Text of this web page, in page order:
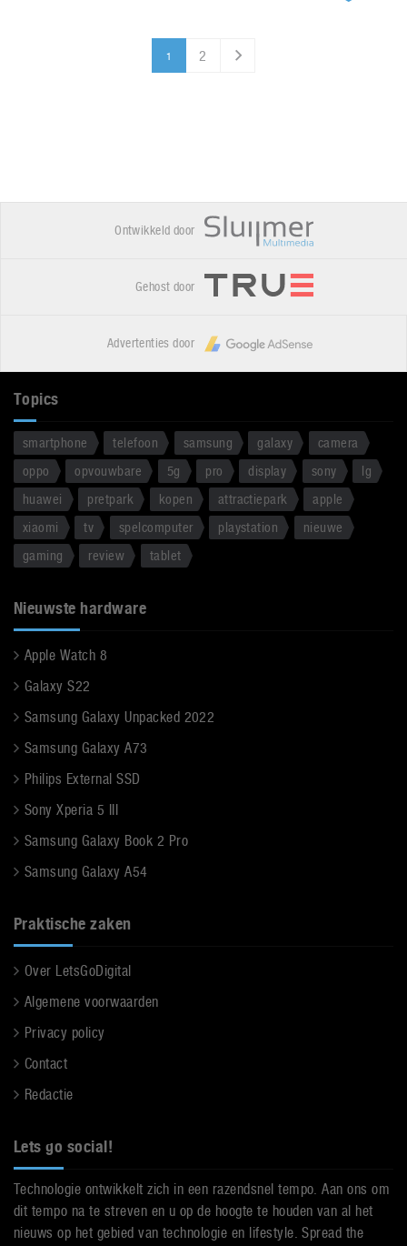
1 2
Ontwikkeld door
Gehost door
Advertenties door
Topics
smartphone telefoon samsung galaxy
camera
oppo
opvouwbare 5g pro display sony
lg
huawei
pretpark kopen attractiepark
apple
xiaomi
tv spelcomputer playstation
nieuwe
gaming
review tablet
Nieuwste hardware
Apple Watch 8
Galaxy S22
Samsung Galaxy Unpacked 2022
Samsung Galaxy A73
Philips External SSD
Sony Xperia 5 III
Samsung Galaxy Book 2 Pro
Samsung Galaxy A54
Praktische zaken
Over LetsGoDigital
Algemene voorwaarden
Privacy policy
Contact
Redactie
Lets go social!
Technologie ontwikkelt zich in een razendsnel tempo. Aan ons om
dit tempo na te streven en u op de hoogte te houden van al het
nieuws op het gebied van technologie en lifestyle. Spread the